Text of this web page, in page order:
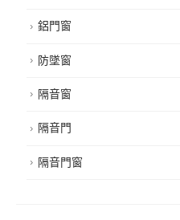
鋁門窗
防墜窗
隔音窗
隔音門
隔音門窗